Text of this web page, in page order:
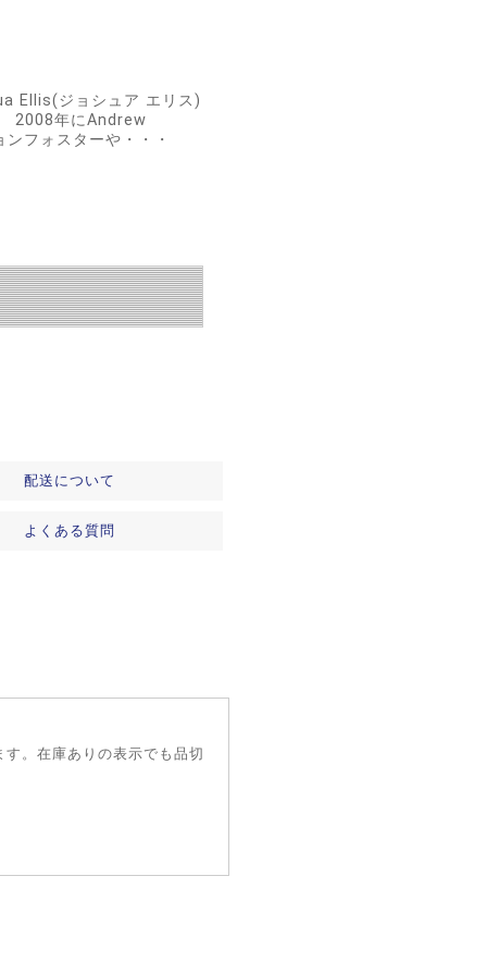
Ellis(ジョシュア エリス)
2008年にAndrew
フォスターや・・・
配送について
よくある質問
。在庫ありの表示でも品切